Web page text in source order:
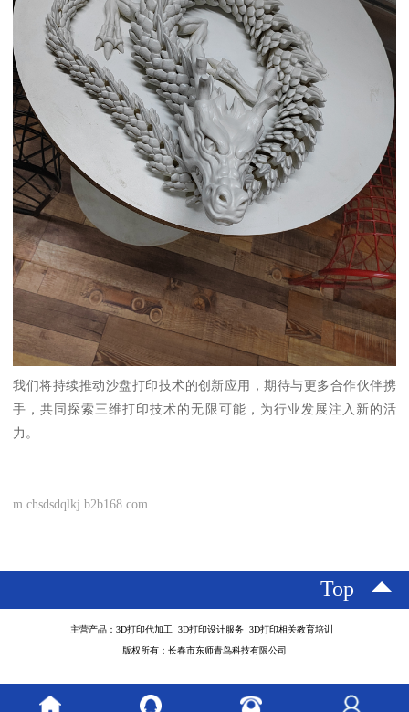
我们将持续推动沙盘打印技术的创新应用，期待与更多合作伙伴携
手，共同探索三维打印技术的无限可能，为行业发展注入新的活
力。
m.chsdsdqlkj.b2b168.com
Top
主营产品：3D打印代加工 3D打印设计服务 3D打印相关教育培训
版权所有：长春市东师青鸟科技有限公司